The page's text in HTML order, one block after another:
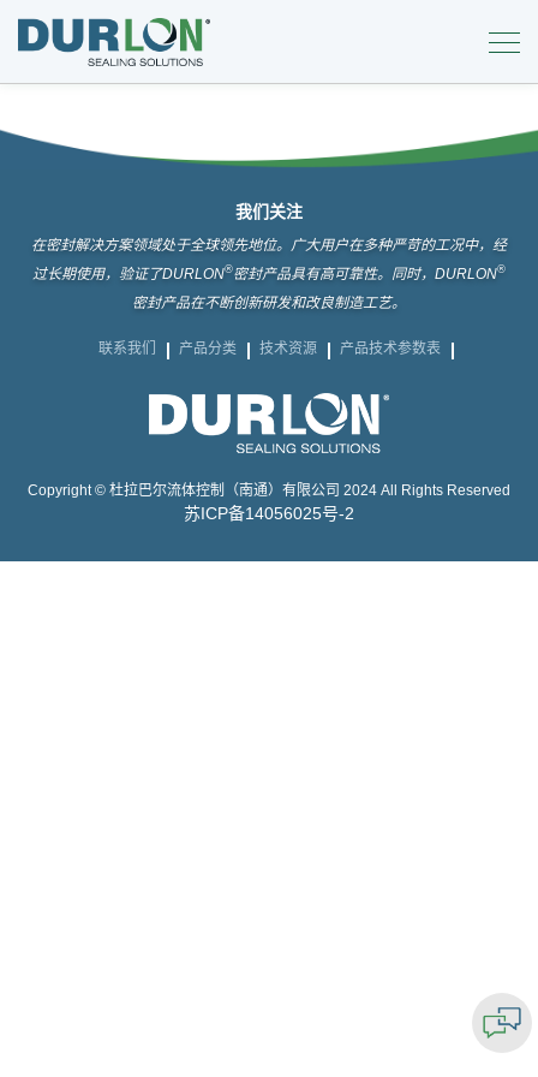
我们关注
在密封解决方案领域处于全球领先地位。广大用户在多种严苛的工况中，经
过长期使用，验证了DURLON®密封产品具有高可靠性。同时，DURLON®
密封产品在不断创新研发和改良制造工艺。
联系我们 产品分类 技术资源 产品技术参数表
Copyright © 杜拉巴尔流体控制（南通）有限公司 2024 All Rights Reserved
苏ICP备14056025号-2